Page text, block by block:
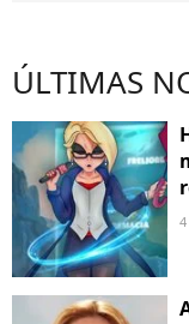
ÚLTIMAS